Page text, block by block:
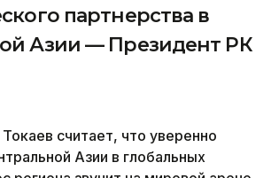
партнерства в
Азии — Президент РК
считает, что уверенно
Азии в глобальных